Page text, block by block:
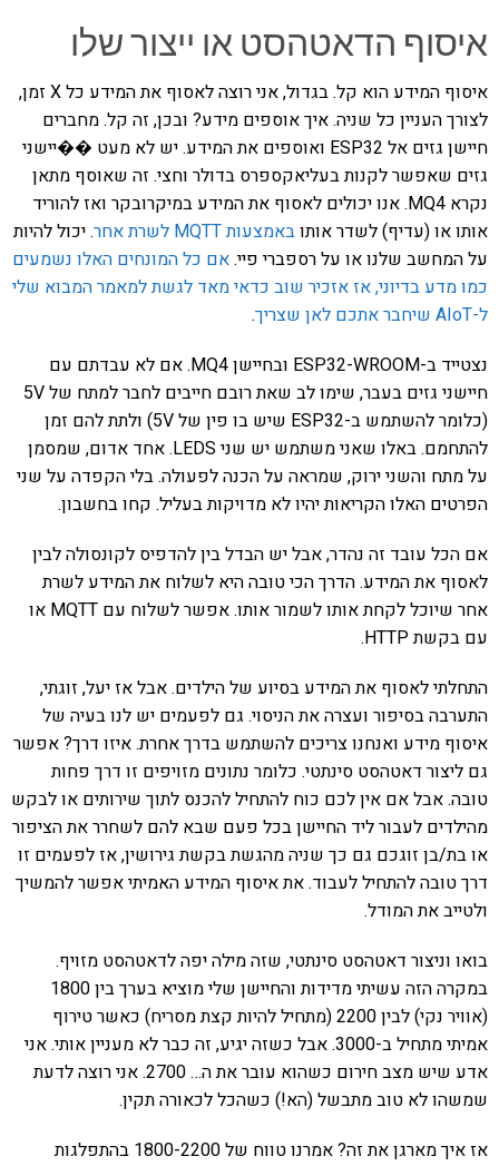
איסוף הדאטהסט או ייצור שלו
איסוף המידע הוא קל. בגדול, אני רוצה לאסוף את המידע כל X זמן,
לצורך העניין כל שניה. איך אוספים מידע? ובכן, זה קל. מחברים
חיישן גזים אל ESP32 ואוספים את המידע. יש לא מעט ��יישני
גזים שאפשר לקנות בעליאקספרס בדולר וחצי. זה שאוסף מתאן
נקרא MQ4. אנו יכולים לאסוף את המידע במיקרובקר ואז להוריד
אותו או (עדיף) לשדר אותובאמצעות MQTT לשרת אחר
. יכול להיות
על המחשב שלנו או על רספברי פיי.אם כל המונחים האלו נשמעים
כמו מדע בדיוני, אז אזכיר שוב כדאי מאד לגשת למאמר המבוא שלי
ל-AIoT שיחבר אתכם לאן שצריך
.
נצטייד ב-ESP32-WROOM ובחיישן MQ4. אם לא עבדתם עם
חיישני גזים בעבר, שימו לב שאת רובם חייבים לחבר למתח של 5V
(כלומר להשתמש ב-ESP32 שיש בו פין של 5V) ולתת להם זמן
להתחמם. באלו שאני משתמש יש שני LEDS. אחד אדום, שמסמן
על מתח והשני ירוק, שמראה על הכנה לפעולה. בלי הקפדה על שני
הפרטים האלו הקריאות יהיו לא מדויקות בעליל. קחו בחשבון.
אם הכל עובד זה נהדר, אבל יש הבדל בין להדפיס לקונסולה לבין
לאסוף את המידע. הדרך הכי טובה היא לשלוח את המידע לשרת
אחר שיוכל לקחת אותו לשמור אותו. אפשר לשלוח עם MQTT או
עם בקשת HTTP.
התחלתי לאסוף את המידע בסיוע של הילדים. אבל אז יעל, זוגתי,
התערבה בסיפור ועצרה את הניסוי. גם לפעמים יש לנו בעיה של
איסוף מידע ואנחנו צריכים להשתמש בדרך אחרת. איזו דרך? אפשר
גם ליצור דאטהסט סינתטי. כלומר נתונים מזויפים זו דרך פחות
טובה. אבל אם אין לכם כוח להתחיל להכנס לתוך שירותים או לבקש
מהילדים לעבור ליד החיישן בכל פעם שבא להם לשחרר את הציפור
או בת/בן זוגכם גם כך שניה מהגשת בקשת גירושין, אז לפעמים זו
דרך טובה להתחיל לעבוד. את איסוף המידע האמיתי אפשר להמשיך
ולטייב את המודל.
בואו וניצור דאטהסט סינתטי, שזה מילה יפה לדאטהסט מזויף.
במקרה הזה עשיתי מדידות והחיישן שלי מוציא בערך בין 1800
(אוויר נקי) לבין 2200 (מתחיל להיות קצת מסריח) כאשר טירוף
אמיתי מתחיל ב-3000. אבל כשזה יגיע, זה כבר לא מעניין אותי. אני
אדע שיש מצב חירום כשהוא עובר את ה… 2700. אני רוצה לדעת
שמשהו לא טוב מתבשל (הא!) כשהכל לכאורה תקין.
אז איך מארגן את זה? אמרנו טווח של 1800-2200 בהתפלגות